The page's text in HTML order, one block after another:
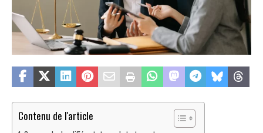
Contenu de l'article